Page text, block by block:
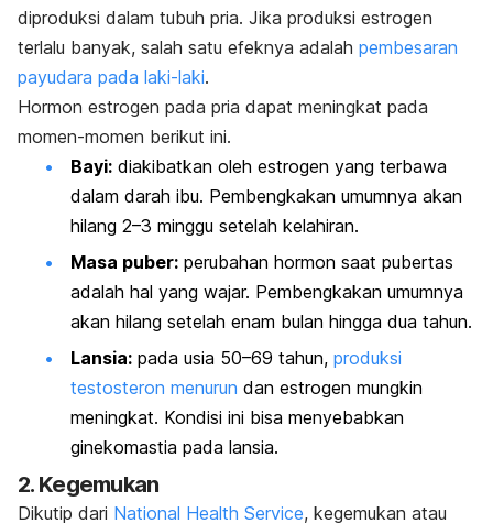
diproduksi dalam tubuh pria. Jika produksi estrogen
terlalu banyak, salah satu efeknya adalah pembesaran
payudara pada laki-laki.
Hormon estrogen pada pria dapat meningkat pada
momen-momen berikut ini.
Bayi: diakibatkan oleh estrogen yang terbawa
dalam darah ibu. Pembengkakan umumnya akan
hilang 2–3 minggu setelah kelahiran.
Masa puber: perubahan hormon saat pubertas
adalah hal yang wajar. Pembengkakan umumnya
akan hilang setelah enam bulan hingga dua tahun.
Lansia: pada usia 50–69 tahun, produksi
testosteron menurun dan estrogen mungkin
meningkat. Kondisi ini bisa menyebabkan
ginekomastia pada lansia.
2. Kegemukan
Dikutip dari National Health Service, kegemukan atau